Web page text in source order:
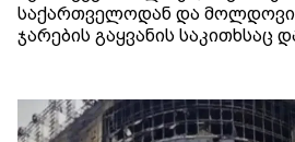
საქართველოდან და
ჯარების გაყვანის საკითხსაც